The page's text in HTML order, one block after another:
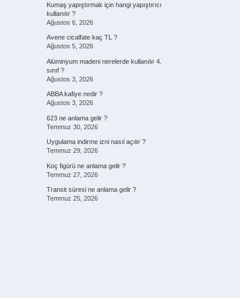
Kumaş yapıştırmak için hangi yapıştırıcı
kullanılır ?
Ağustos 6, 2026
Avene cicalfate kaç TL ?
Ağustos 5, 2026
Alüminyum madeni nerelerde kullanılır 4.
sınıf ?
Ağustos 3, 2026
ABBA kafiye nedir ?
Ağustos 3, 2026
623 ne anlama gelir ?
Temmuz 30, 2026
Uygulama indirme izni nasıl açılır ?
Temmuz 29, 2026
Koç figürü ne anlama gelir ?
Temmuz 27, 2026
Transit süresi ne anlama gelir ?
Temmuz 25, 2026